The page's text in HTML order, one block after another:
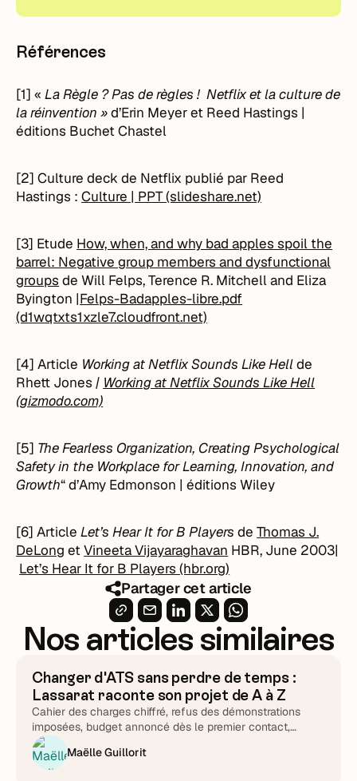
Partager cet article
Références
[1] «La Règle ? Pas de règles ! Netflix et la culture de
la réinvention »d’Erin Meyer et Reed Hastings |
éditions Buchet Chastel
[2] Culture deck de Netflix publié par Reed
Hastings :Culture | PPT (slideshare.net)
[3] Etude How, when, and why bad apples spoil the
barrel: Negative group members and dysfunctional
groups de Will Felps, Terence R. Mitchell and Eliza
Byington |Felps-Badapples-libre.pdf
(d1wqtxts1xzle7.cloudfront.net)
[4] Article Working at Netflix Sounds Like Hellde
Rhett Jones | Working at Netflix Sounds Like Hell
(gizmodo.com)
[5] The Fearless Organization, Creating Psychological
Safety in the Workplace for Learning, Innovation, and
Growth“ d’Amy Edmonson | éditions Wiley
[6] Article Let’s Hear It for B PlayersdeThomas J.
DeLong etVineeta Vijayaraghavan HBR, June 2003|
Let’s Hear It for B Players (hbr.org)
Nos articles similaires
ATS & Outils
Changer d'ATS sans perdre de temps :
Lassarat raconte son projet de A à Z
Cahier des charges chiffré, refus des démonstrations
imposées, budget annoncé dès le premier contact,
support testé chronomètre en main : Lucie Treussart
détaille chaque arbitrage. Une méthode reproductible,
quel que soit l'éditeur que vous choisirez au final.
Maëlle Guillorit